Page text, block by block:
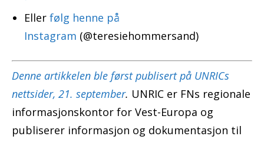
Eller følg henne på
Instagram (@teresiehommersand)
Denne artikkelen ble først publisert på UNRICs
nettsider, 21. september. UNRIC er FNs regionale
informasjonskontor for Vest-Europa og
publiserer informasjon og dokumentasjon til